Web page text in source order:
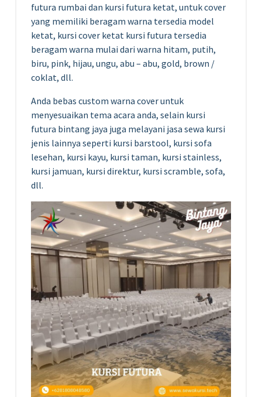
futura rumbai dan kursi futura ketat, untuk cover
yang memiliki beragam warna tersedia model
ketat, kursi cover ketat kursi futura tersedia
beragam warna mulai dari warna hitam, putih,
biru, pink, hijau, ungu, abu – abu, gold, brown /
coklat, dll.
Anda bebas custom warna cover untuk
menyesuaikan tema acara anda, selain kursi
futura bintang jaya juga melayani jasa sewa kursi
jenis lainnya seperti kursi barstool, kursi sofa
lesehan, kursi kayu, kursi taman, kursi stainless,
kursi jamuan, kursi direktur, kursi scramble, sofa,
dll.